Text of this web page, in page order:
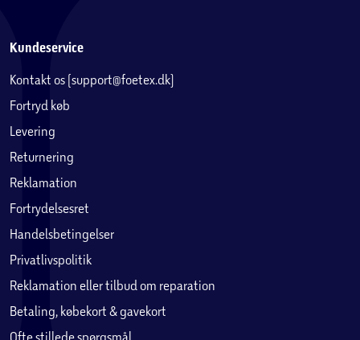
Kundeservice
Kontakt os (support@foetex.dk)
Fortryd køb
Levering
Returnering
Reklamation
Fortrydelsesret
Handelsbetingelser
Privatlivspolitik
Reklamation eller tilbud om reparation
Betaling, købekort & gavekort
Ofte stillede spørgsmål